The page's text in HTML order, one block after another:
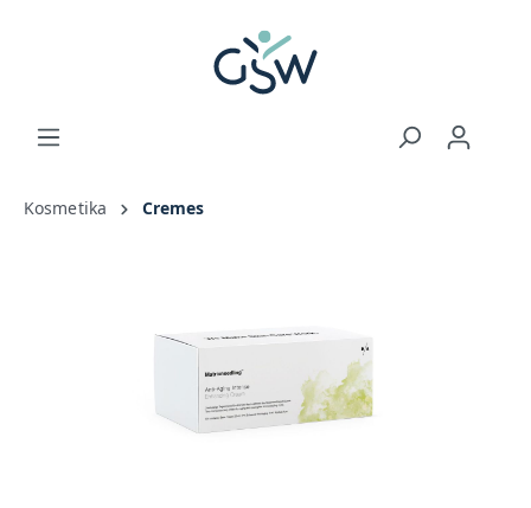
Kosmetika Cremes